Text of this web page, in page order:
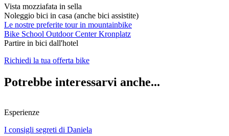
Vista mozziafata in sella
Noleggio bici in casa (anche bici assistite)
Le nostre preferite tour in mountainbike
Bike School Outdoor Center Kronplatz
Partire in bici dall'hotel
Richiedi la tua offerta bike
Potrebbe interessarvi anche...
Esperienze
I consigli segreti di Daniela